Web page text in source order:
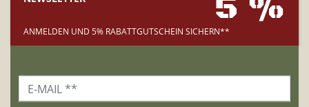
5 %
ANMELDEN UND 5% RABATTGUTSCHEIN SICHERN**